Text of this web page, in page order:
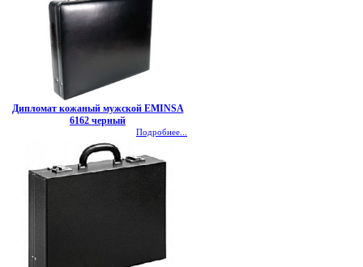
Дипломат кожаный мужской EMINSA
6162 черный
Подробнее...